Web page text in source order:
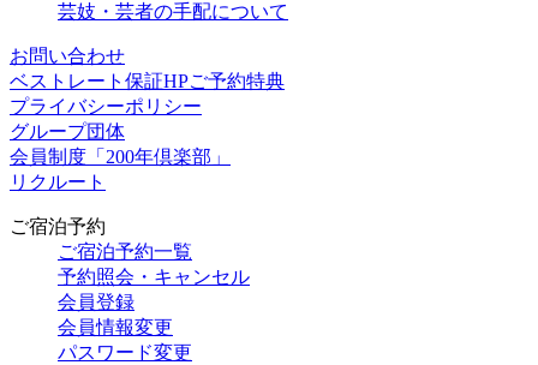
芸妓・芸者の手配について
お問い合わせ
ベストレート保証HPご予約特典
プライバシーポリシー
グループ団体
会員制度「200年倶楽部」
リクルート
ご宿泊予約
ご宿泊予約一覧
予約照会・キャンセル
会員登録
会員情報変更
パスワード変更